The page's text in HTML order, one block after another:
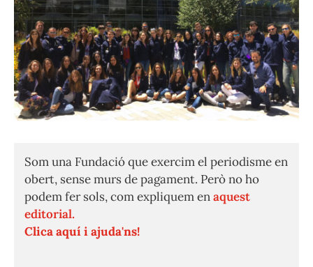
Som una Fundació que exercim el periodisme en
obert, sense murs de pagament. Però no ho
podem fer sols, com expliquem enaquest
editorial.
Clica aquí i ajuda'ns!